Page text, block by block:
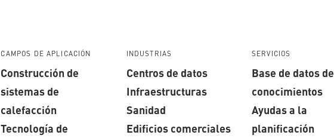
CAMPOS DE APLICACIÓN
Construcción de
sistemas de
calefacción
Tecnología de
INDUSTRIAS
Centros de datos
Infraestructuras
Sanidad
Edificios comerciales
SERVICIOS
Base de datos de
conocimientos
Ayudas a la
planificación